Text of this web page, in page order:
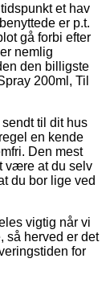
et hav
er p.t.
gå forbi efter
nemlig
den billigste
200ml, Til
til dit hus
en kende
Den mest
være at du selv
du bor lige ved
vigtig når vi
så herved er det
for